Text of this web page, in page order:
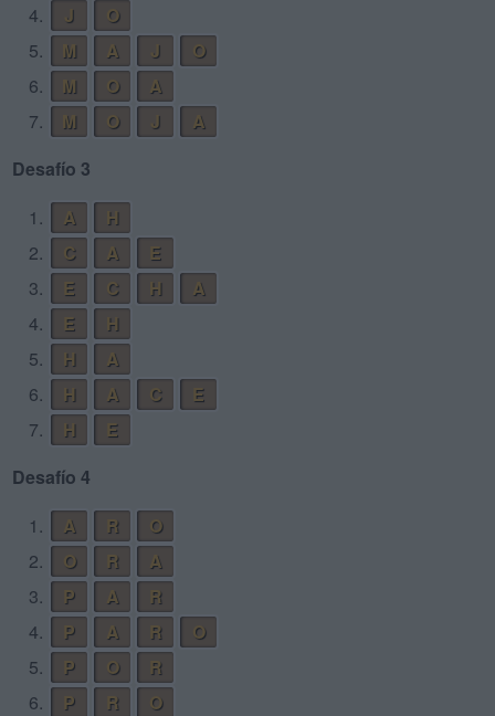
4.
J
O
5.
M A J
O
6.
M O
A
7.
M O J
A
Desafío 3
1.
A
H
2.
C A
E
3.
E C H
A
4.
E
H
5.
H
A
6.
H A C
E
7.
H
E
Desafío 4
1.
A R
O
2.
O R
A
3.
P A
R
4.
P A R
O
5.
P O
R
6.
P R
O